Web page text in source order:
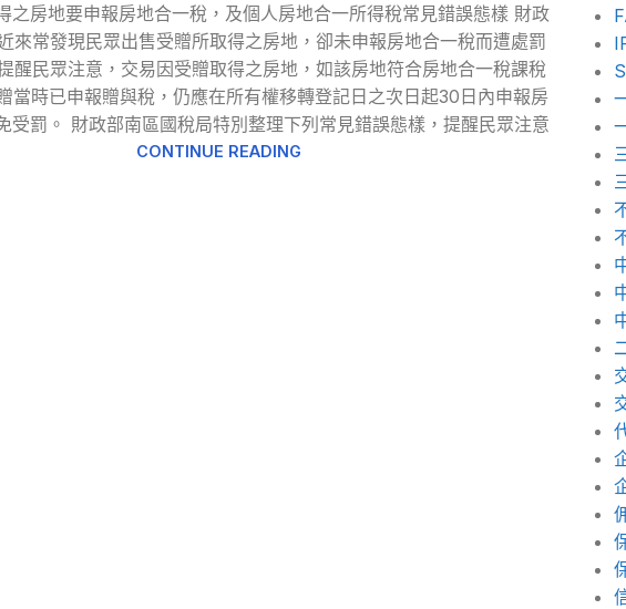
之房地要申報房地合一稅，及個人房地合一所得稅常見錯誤態樣 財政
來常發現民眾出售受贈所取得之房地，卻未申報房地合一稅而遭處罰
醒民眾注意，交易因受贈取得之房地，如該房地符合房地合一稅課稅
當時已申報贈與稅，仍應在所有權移轉登記日之次日起30日內申報房
受罰。 財政部南區國稅局特別整理下列常見錯誤態樣，提醒民眾注意
CONTINUE READING